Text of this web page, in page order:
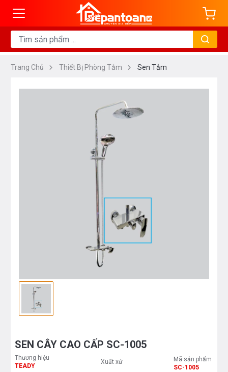
Trang Chủ Thiết Bị Phòng Tắm Sen Tắm
SEN CÂY CAO CẤP SC-1005
Thương hiệu
TEADY
Xuất xứ
Mã sản phẩm
SC-1005